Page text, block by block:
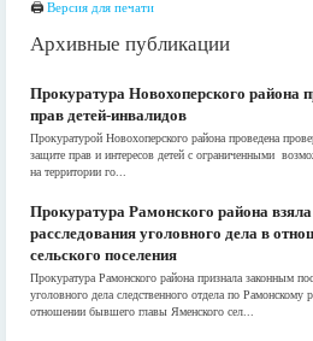
🖨 Версия для печати
Архивные публикации
Прокуратура Новохоперского района
прав детей-инвалидов
Прокуратурой Новохоперского района проведена
защите прав и интересов детей с ограниченными
на территории го...
Прокуратура Рамонского района
расследования уголовного дела в
сельского поселения
Прокуратура Рамонского района признала законным
уголовного дела следственного отдела по
отношении бывшего главы Яменского сел...